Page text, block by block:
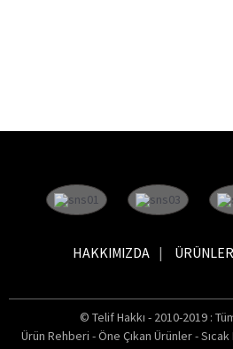
HAKKIMIZDA ÜRÜNLER
© Telif Hakkı - 2010-2019 :
Ürün Rehberi -Öne Çıkan Ürünler-